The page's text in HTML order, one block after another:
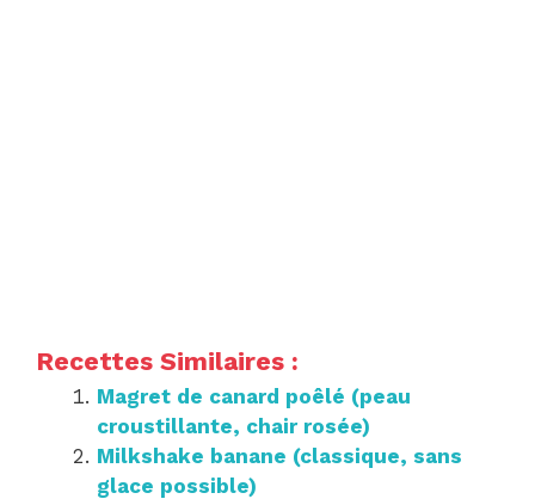
Recettes Similaires :
Magret de canard poêlé (peau
croustillante, chair rosée)
Milkshake banane (classique, sans
glace possible)